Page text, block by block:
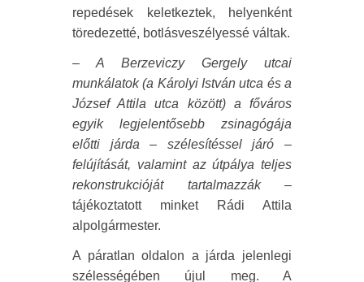
repedések keletkeztek, helyenként
töredezetté, botlásveszélyessé váltak.
– A Berzeviczy Gergely utcai
munkálatok (a Károlyi István utca és a
József Attila utca között) a főváros
egyik legjelentősebb zsinagógája
előtti járda – szélesítéssel járó –
felújítását, valamint az útpálya teljes
rekonstrukcióját tartalmazzák–
tájékoztatott minket Rádi Attila
alpolgármester.
A páratlan oldalon a járda jelenlegi
szélességében újul meg. A